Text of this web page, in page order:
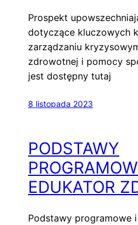
Prospekt
dotyczące kluczowych
zarządzaniu
zdrowotnej i pomocy
jest dostępny tutaj
8 listopada 2023
PODSTAWY
EDUKATOR
Podstawy programowe